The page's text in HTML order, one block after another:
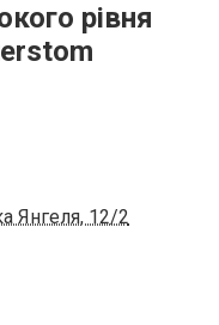
рівня
Янгеля, 12/2